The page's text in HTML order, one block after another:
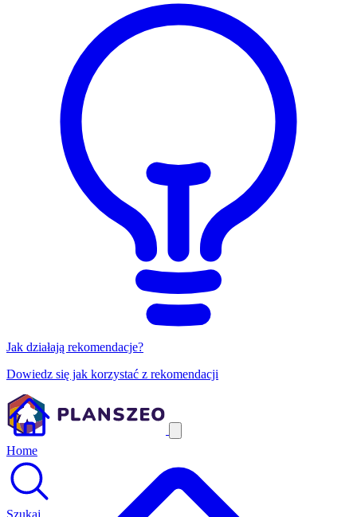
Jak działają rekomendacje?
Dowiedz się jak korzystać z rekomendacji
Home
Szukaj